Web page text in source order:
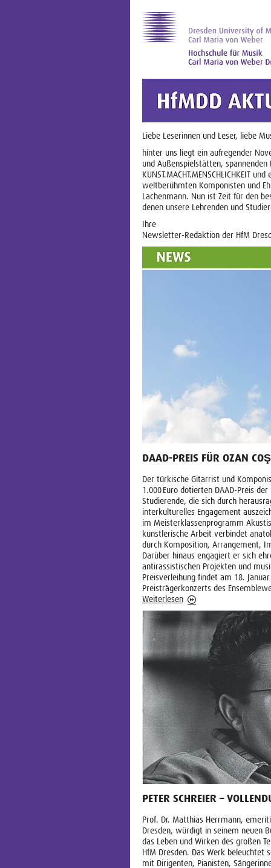
Liebe Leserinnen und Leser, liebe
hinter uns liegt ein aufregender
und Außenspielstätten,
KUNST.MACHT.MENSCHLICHKEIT
weltberühmten Komponisten und
Lachenmann. Nun ist Zeit für den
denen unsere Lehrenden und
Ihre
Newsletter-Redaktion der HfM
DAAD-PREIS FÜR OZAN
Der türkische Gitarrist und
1.000 Euro dotierten DAAD-Preis
Studierende, die sich durch
interkulturelles Engagement
im Meisterklassenprogramm
künstlerische Arbeit verbindet
durch Komposition, Arrangement,
Darüber hinaus engagiert er sich
antirassistischen Projekten und
Preisverleihung findet am 18.
Preisträgerkonzerts des
Weiterlesen
PETER SCHREIER –
Prof. Dr. Matthias Herrmann,
Dresden, würdigt in seinem neuen
das Leben und Wirken des großen
HfM Dresden. Das Werk beleuchtet
mit Dirigenten, Pianisten,